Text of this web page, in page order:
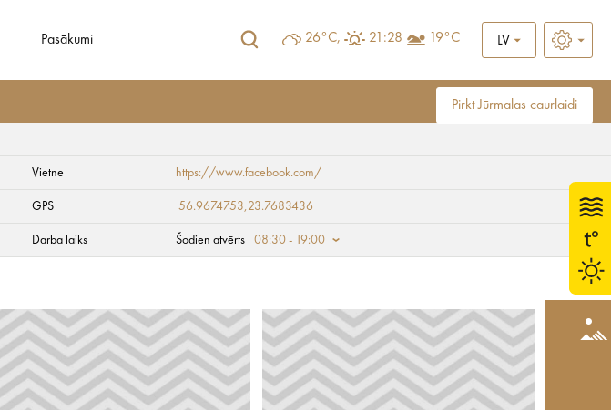
Pasākumi 26°C, 21:28 19°C LV
Pirkt Jūrmalas caurlaidi
Vietne https://www.facebook.com/
GPS 56.9674753,23.7683436
Darba laiks Šodien atvērts 08:30 - 19:00